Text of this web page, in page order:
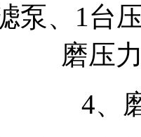
泵、1台
磨压
4、